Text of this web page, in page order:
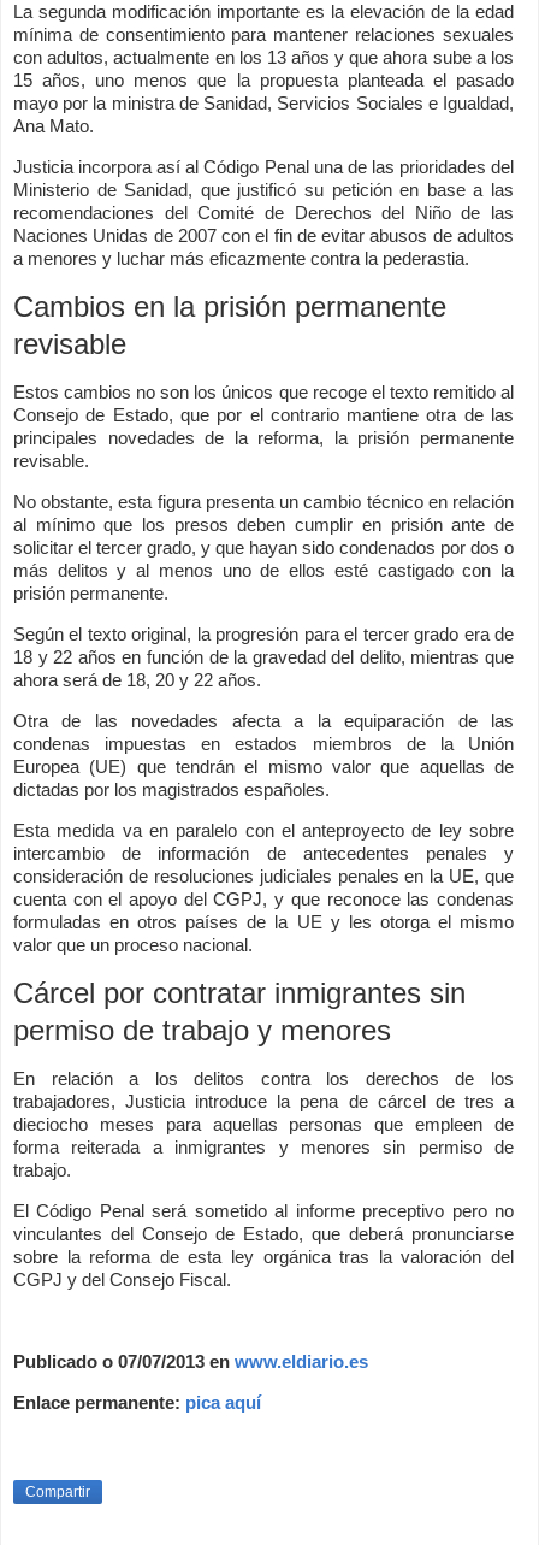
La segunda modificación importante es la elevación de la edad
mínima de consentimiento para mantener relaciones sexuales
con adultos, actualmente en los 13 años y que ahora sube a los
15 años, uno menos que la propuesta planteada el pasado
mayo por la ministra de Sanidad, Servicios Sociales e Igualdad,
Ana Mato.
Justicia incorpora así al Código Penal una de las prioridades del
Ministerio de Sanidad, que justificó su petición en base a las
recomendaciones del Comité de Derechos del Niño de las
Naciones Unidas de 2007 con el fin de evitar abusos de adultos
a menores y luchar más eficazmente contra la pederastia.
Cambios en la prisión permanente
revisable
Estos cambios no son los únicos que recoge el texto remitido al
Consejo de Estado, que por el contrario mantiene otra de las
principales novedades de la reforma, la prisión permanente
revisable.
No obstante, esta figura presenta un cambio técnico en relación
al mínimo que los presos deben cumplir en prisión ante de
solicitar el tercer grado, y que hayan sido condenados por dos o
más delitos y al menos uno de ellos esté castigado con la
prisión permanente.
Según el texto original, la progresión para el tercer grado era de
18 y 22 años en función de la gravedad del delito, mientras que
ahora será de 18, 20 y 22 años.
Otra de las novedades afecta a la equiparación de las
condenas impuestas en estados miembros de la Unión
Europea (UE) que tendrán el mismo valor que aquellas de
dictadas por los magistrados españoles.
Esta medida va en paralelo con el anteproyecto de ley sobre
intercambio de información de antecedentes penales y
consideración de resoluciones judiciales penales en la UE, que
cuenta con el apoyo del CGPJ, y que reconoce las condenas
formuladas en otros países de la UE y les otorga el mismo
valor que un proceso nacional.
Cárcel por contratar inmigrantes sin
permiso de trabajo y menores
En relación a los delitos contra los derechos de los
trabajadores, Justicia introduce la pena de cárcel de tres a
dieciocho meses para aquellas personas que empleen de
forma reiterada a inmigrantes y menores sin permiso de
trabajo.
El Código Penal será sometido al informe preceptivo pero no
vinculantes del Consejo de Estado, que deberá pronunciarse
sobre la reforma de esta ley orgánica tras la valoración del
CGPJ y del Consejo Fiscal.
Publicado o 07/07/2013 en www.eldiario.es
Enlace permanente: pica aquí
Compartir